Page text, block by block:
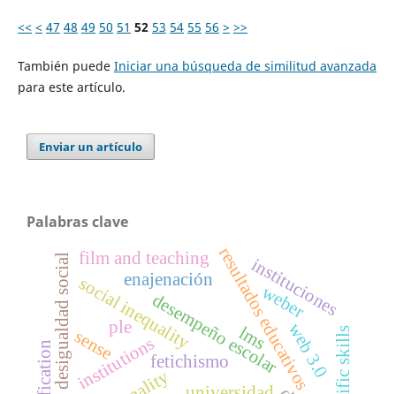
<< < 47 48 49 50 51 52 53 54 55 56 > >>
También puede Iniciar una búsqueda de similitud avanzada
para este artículo.
Enviar un artículo
Palabras clave
fetichismoresultados educativos
desempeño escolar
social inequality
desigualdad social weber
institutions
instituciones
reification
enajenación
film and teaching
ple lms web 3.0
sense